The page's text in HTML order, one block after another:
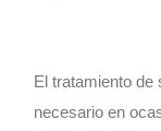
El tratamiento de
necesario en